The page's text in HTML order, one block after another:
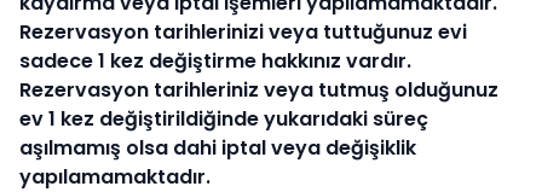
Rezervasyon tarihlerinizi veya tuttuğunuz evi
sadece 1 kez değiştirme hakkınız vardır.
Rezervasyon tarihleriniz veya tutmuş olduğunuz
ev 1 kez değiştirildiğinde yukarıdaki süreç
aşılmamış olsa dahi iptal veya değişiklik
yapılamamaktadır.